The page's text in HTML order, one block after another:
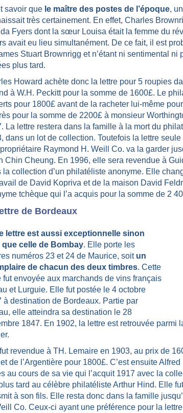
savoir que le maître des postes de l’époque,
très certainement. En effet, Charles
Fyers dont la sœur Louisa était la femme du
avait eu lieu simultanément. De ce fait, il est
Stuart Brownrigg et n’étant ni sentimental
plus tard.
Howard achète donc la lettre pour 5 roupies
à W.H. Peckitt pour la somme de 1600£. Le
pour 1800£ avant de la racheter lui-même
pour la somme de 2200£ à monsieur
La lettre restera dans la famille à la mort du
dans un lot de collection. Toutefois la lettre
Raymond H. Weill Co. va la garder
Chin Cheung. En 1996, elle sera revendue à
la collection d’un philatéliste anonyme. Elle
de David Kopriva et de la maison David
tchèque qui l’a acquis pour la somme de 2
de Bordeaux
lettre est aussi exceptionnelle sinon
que celle de Bombay. Elle porte les
numéros 23 et 24 de Maurice, soitun
de chacun des deux timbres. Cette
fut envoyée aux marchands de vins français
et Lurguie. Elle fut postée le 4 octobre
à destination de Bordeaux. Partie par
elle atteindra sa destination le 28
1847. En 1902, la lettre est retrouvée parmi
revendue à TH. Lemaire en 1903, au prix de
de l’Argentière pour 1800£. C’est ensuite
au cours de sa vie qui l’acquit 1917 avec la
tard au célèbre philatéliste Arthur Hind. Elle
à son fils. Elle resta donc dans la famille
Co. Ceux-ci ayant une préférence pour la